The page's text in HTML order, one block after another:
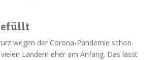
wegen der Corona-Pandemie schon
Ländern eher am Anfang. Das lässt